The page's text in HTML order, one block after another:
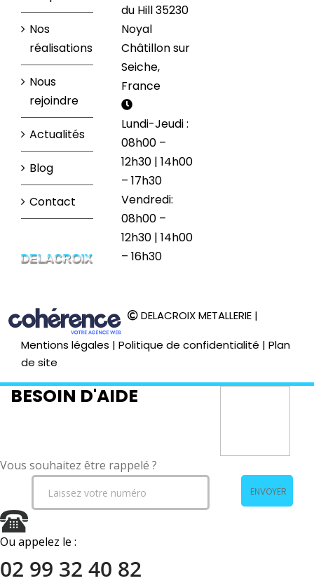
Nos
réalisations
Nous
rejoindre
Actualités
Blog
Contact
du Hill 35230
Noyal
Châtillon sur
Seiche,
France
Lundi-Jeudi :
08h00 –
12h30 | 14h00
– 17h30
Vendredi:
08h00 –
12h30 | 14h00
– 16h30
DELACROIX METALLERIE |
Mentions légales | Politique de confidentialité | Plan
de site
BESOIN D'AIDE
Vous souhaitez être rappelé ?
ENVOYER
Ou appelez le :
02 99 32 40 82